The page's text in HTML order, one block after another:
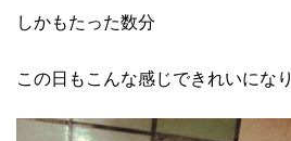
しかもたった数分
この日もこんな感じできれいにな